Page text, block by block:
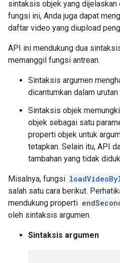
sintaksis objek yang dijelaskan
fungsi ini, Anda juga dapat
daftar video yang diupload
API ini mendukung dua
memanggil fungsi antrean.
Sintaksis argumen
dicantumkan dalam
Sintaksis objek
objek sebagai satu
properti objek untuk
tetapkan. Selain itu, API
tambahan yang tidak
Misalnya, fungsi
salah satu cara berikut.
mendukung properti
oleh sintaksis argumen.
Sintaksis argumen